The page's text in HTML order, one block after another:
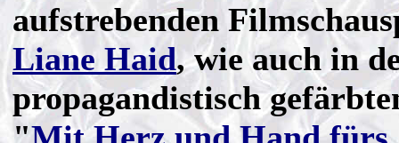
aufstrebenden
Liane Haid, wie auch in
propagandistisch